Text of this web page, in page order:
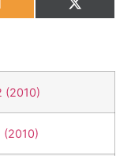
OdnoklassnikiX
(2010)
(2010)